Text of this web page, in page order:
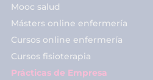
Mooc salud
Másters online enfermería
Cursos online enfermería
Cursos fisioterapia
Prácticas de Empresa